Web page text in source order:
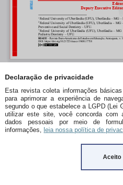
Declaração de privacidade
Esta revista coleta informações
para aprimorar a experiência de
segundo o que estabelece a LGPD (Lei
utilizar este site, você concorda com
dados pessoais por meio de
informações, leia nossa política de
Aceito